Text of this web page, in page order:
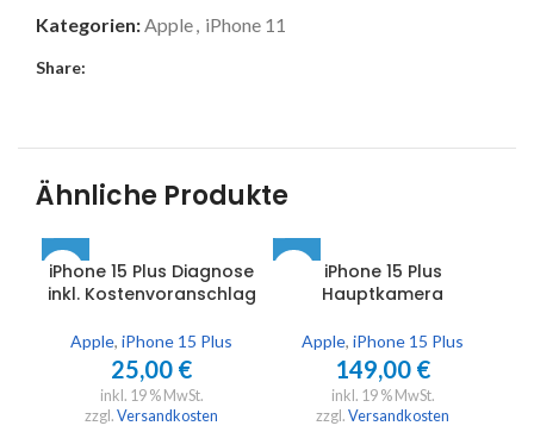
Kategorien: Apple iPhone 11
Share:
Ähnliche Produkte
iPhone 15 Plus Diagnose
inkl. Kostenvoranschlag
Apple, iPhone 15 Plus
25,00 €
inkl. 19 % MwSt.
zzgl. Versandkosten
iPhone 15 Plus
Hauptkamera
Apple, iPhone 15 Plus
149,00 €
inkl. 19 % MwSt.
zzgl. Versandkosten